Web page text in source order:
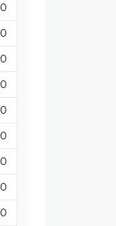
0
0
0
0
0
0
0
0
0